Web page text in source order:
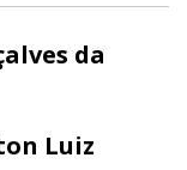
da
Luiz